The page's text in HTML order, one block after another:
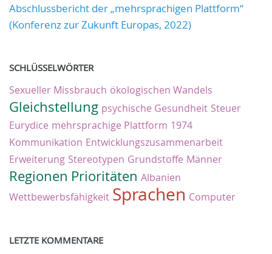
Abschlussbericht der „mehrsprachigen Plattform“
(Konferenz zur Zukunft Europas, 2022)
SCHLÜSSELWÖRTER
Sexueller Missbrauch ökologischen Wandels
Gleichstellung psychische Gesundheit Steuer
Eurydice mehrsprachige Plattform 1974
Kommunikation Entwicklungszusammenarbeit
Erweiterung Stereotypen Grundstoffe Männer
Regionen Prioritäten Albanien
Wettbewerbsfähigkeit Sprachen Computer
LETZTE KOMMENTARE